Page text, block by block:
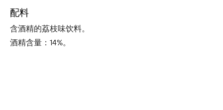
配料
含酒精的荔枝味饮料。
酒精含量：14%。